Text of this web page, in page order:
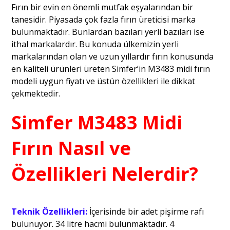
Fırın bir evin en önemli mutfak eşyalarından bir
tanesidir. Piyasada çok fazla fırın üreticisi marka
bulunmaktadır. Bunlardan bazıları yerli bazıları ise
ithal markalardır. Bu konuda ülkemizin yerli
markalarından olan ve uzun yıllardır fırın konusunda
en kaliteli ürünleri üreten Simfer’in M3483 midi fırın
modeli uygun fiyatı ve üstün özellikleri ile dikkat
çekmektedir.
Simfer M3483 Midi
Fırın Nasıl ve
Özellikleri Nelerdir?
Teknik Özellikleri: İçerisinde bir adet pişirme rafı
bulunuyor. 34 litre hacmi bulunmaktadır. 4